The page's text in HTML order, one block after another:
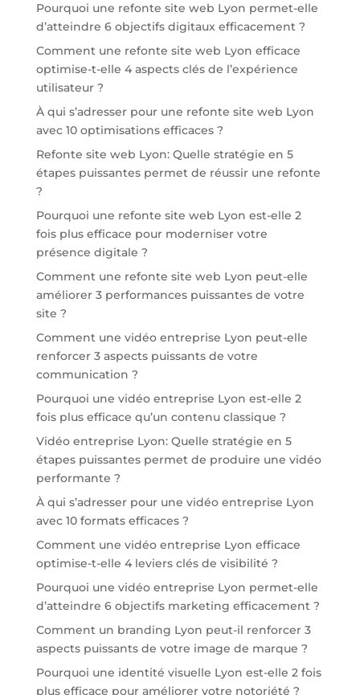
Pourquoi une refonte site web Lyon permet-elle
d’atteindre 6 objectifs digitaux efficacement ?
Comment une refonte site web Lyon efficace
optimise-t-elle 4 aspects clés de l’expérience
utilisateur ?
À qui s’adresser pour une refonte site web Lyon
avec 10 optimisations efficaces ?
Refonte site web Lyon: Quelle stratégie en 5
étapes puissantes permet de réussir une refonte
?
Pourquoi une refonte site web Lyon est-elle 2
fois plus efficace pour moderniser votre
présence digitale ?
Comment une refonte site web Lyon peut-elle
améliorer 3 performances puissantes de votre
site ?
Comment une vidéo entreprise Lyon peut-elle
renforcer 3 aspects puissants de votre
communication ?
Pourquoi une vidéo entreprise Lyon est-elle 2
fois plus efficace qu’un contenu classique ?
Vidéo entreprise Lyon: Quelle stratégie en 5
étapes puissantes permet de produire une vidéo
performante ?
À qui s’adresser pour une vidéo entreprise Lyon
avec 10 formats efficaces ?
Comment une vidéo entreprise Lyon efficace
optimise-t-elle 4 leviers clés de visibilité ?
Pourquoi une vidéo entreprise Lyon permet-elle
d’atteindre 6 objectifs marketing efficacement ?
Comment un branding Lyon peut-il renforcer 3
aspects puissants de votre image de marque ?
Pourquoi une identité visuelle Lyon est-elle 2 fois
plus efficace pour améliorer votre notoriété ?